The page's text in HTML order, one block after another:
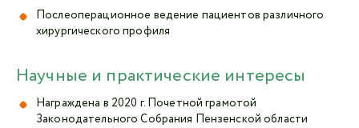
Послеоперационное ведение пациентов различного
хирургического профиля
Научные и практические интересы
Награждена в 2020 г. Почетной грамотой
Законодательного Собрания Пензенской области
Отправляя данную форму,